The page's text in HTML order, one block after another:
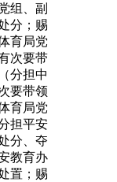
组、副
分；赐
育局党
次要带
分担中
要带领
育局党
担平安
分、夺
教育办
置；赐